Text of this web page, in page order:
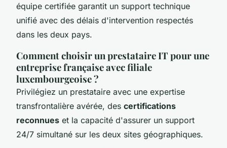
équipe certifiée garantit un support technique
unifié avec des délais d'intervention respectés
dans les deux pays.
Comment choisir un prestataire IT pour une
entreprise française avec filiale
luxembourgeoise ?
Privilégiez un prestataire avec une expertise
transfrontalière avérée, des certifications
reconnues et la capacité d'assurer un support
24/7 simultané sur les deux sites géographiques.